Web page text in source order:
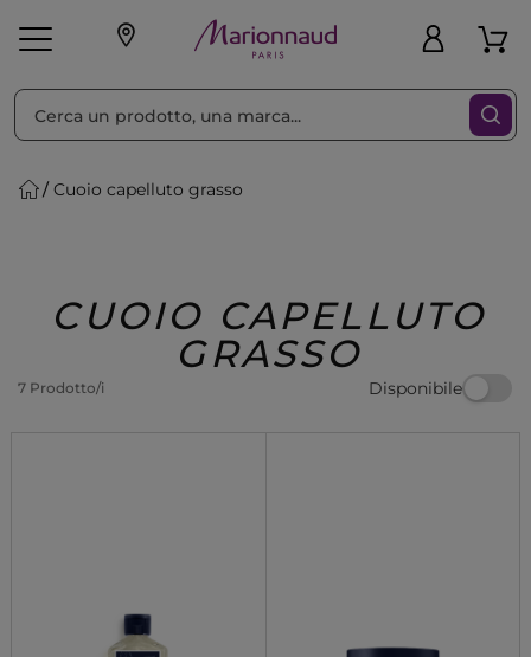
Make-up Profumi
Regalo
Cuoio capelluto grasso
CUOIO CAPELLUTO
GRASSO
7 Prodotto/i Disponibile
Ordina per Filtra